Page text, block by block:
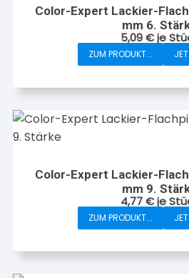
auf
der
Color-Expert Lackier-
mm 6.
5,09€je
ZUM PRODUKT...
Color-Expert Lackier-
mm 9.
4,77€je
ZUM PRODUKT...